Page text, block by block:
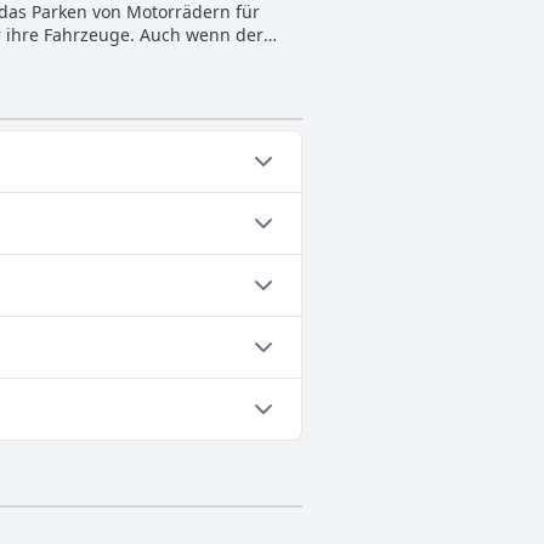
Uhr geöffnet. Einziger
ist der Wellnessbereich
Parken von Motorrädern für
Fahrzeuge. Auch wenn der